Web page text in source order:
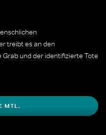
treibt es an den
und der identifizierte Tote
MTL.